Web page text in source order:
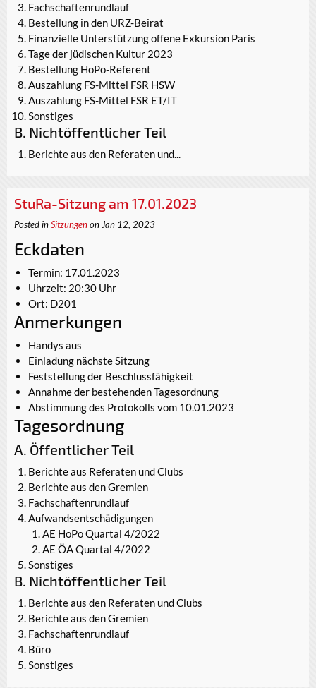
Fachschaftenrundlauf
Bestellung in den URZ-Beirat
Finanzielle Unterstützung offene Exkursion Paris
Tage der jüdischen Kultur 2023
Bestellung HoPo-Referent
Auszahlung FS-Mittel FSR HSW
Auszahlung FS-Mittel FSR ET/IT
Sonstiges
B. Nichtöffentlicher Teil
Berichte aus den Referaten und...
StuRa-Sitzung am 17.01.2023
Posted inSitzungenon Jan 12, 2023
Eckdaten
Termin: 17.01.2023
Uhrzeit: 20:30 Uhr
Ort: D201
Anmerkungen
Handys aus
Einladung nächste Sitzung
Feststellung der Beschlussfähigkeit
Annahme der bestehenden Tagesordnung
Abstimmung des Protokolls vom 10.01.2023
Tagesordnung
A. Öffentlicher Teil
Berichte aus Referaten und Clubs
Berichte aus den Gremien
Fachschaftenrundlauf
Aufwandsentschädigungen
AE HoPo Quartal 4/2022
AE ÖA Quartal 4/2022
Sonstiges
B. Nichtöffentlicher Teil
Berichte aus den Referaten und Clubs
Berichte aus den Gremien
Fachschaftenrundlauf
Büro
Sonstiges